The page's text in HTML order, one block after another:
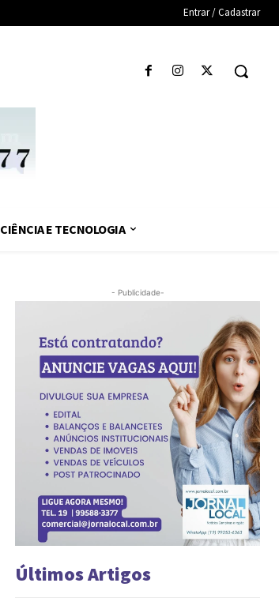
Entrar / Cadastrar
CIÊNCIA E TECNOLOGIA
- Publicidade-
Últimos Artigos